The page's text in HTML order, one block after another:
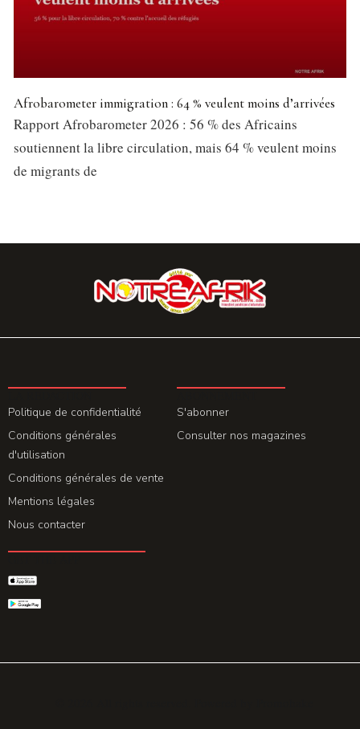
Afrobarometer immigration : 64 % veulent moins d’arrivées
Rapport Afrobarometer 2026 : 56 % des Africains
soutiennent la libre circulation, mais 64 % veulent moins
de migrants de
Politique de confidentialité
Conditions générales
d'utilisation
Conditions générales de vente
Mentions légales
Nous contacter
S'abonner
Consulter nos magazines